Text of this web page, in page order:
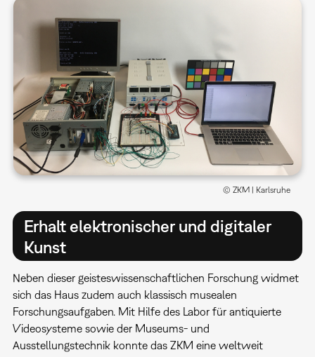
Erhalt elektronischer und digitaler
Kunst
Neben dieser geisteswissenschaftlichen Forschung widmet
sich das Haus zudem auch klassisch musealen
Forschungsaufgaben. Mit Hilfe des Labor für antiquierte
Videosysteme sowie der Museums- und
Ausstellungstechnik konnte das ZKM eine weltweit
© ZKM | Karlsruhe